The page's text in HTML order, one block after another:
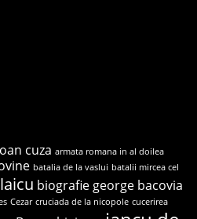
cuza armata romana in al doilea
batalia de la vaslui batalii mircea cel
biografie george bacovia
Cezar cruciada de la nicopole cucerirea